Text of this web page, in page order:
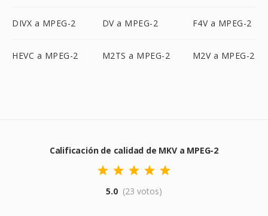
DIVX a MPEG-2 DV a MPEG-2 F4V a MPEG-2
HEVC a MPEG-2 M2TS a MPEG-2 M2V a MPEG-2
Calificación de calidad de MKV a MPEG-2
5.0 (23 votos)